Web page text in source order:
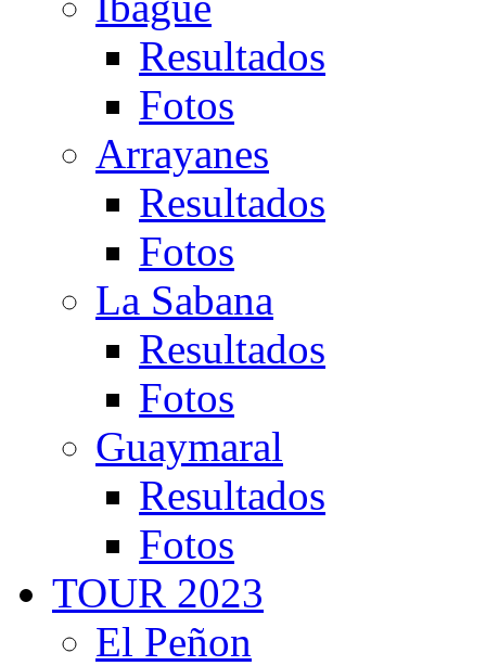
Resultados
Fotos
Arrayanes
Resultados
Fotos
La Sabana
Resultados
Fotos
Guaymaral
Resultados
Fotos
TOUR 2023
El Peñon